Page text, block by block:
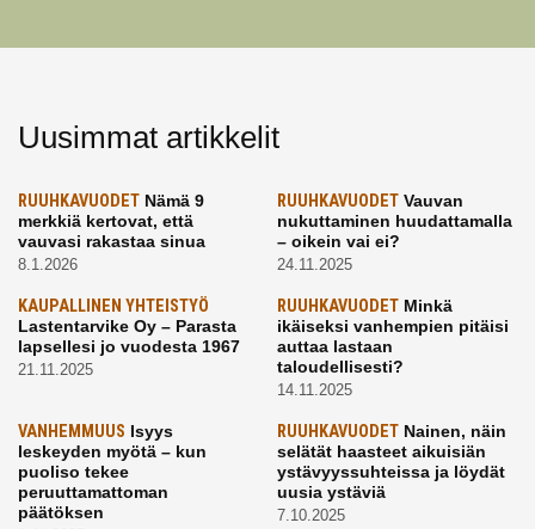
Uusimmat artikkelit
RUUHKAVUODET Nämä 9
merkkiä kertovat, että
vauvasi rakastaa sinua
8.1.2026
RUUHKAVUODETVauvan
nukuttaminen huudattamalla
– oikein vai ei?
24.11.2025
KAUPALLINEN YHTEISTYÖ
Lastentarvike Oy – Parasta
lapsellesi jo vuodesta 1967
21.11.2025
RUUHKAVUODETMinkä
ikäiseksi vanhempien pitäisi
auttaa lastaan
taloudellisesti?
14.11.2025
VANHEMMUUS Isyys
leskeyden myötä – kun
puoliso tekee
peruuttamattoman
päätöksen
RUUHKAVUODETNainen, näin
selätät haasteet aikuisiän
ystävyyssuhteissa ja löydät
uusia ystäviä
7.10.2025